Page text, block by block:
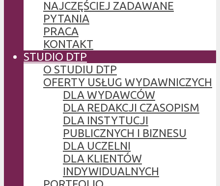
NAJCZĘŚCIEJ ZADAWANE
PYTANIA
PRACA
KONTAKT
STUDIO DTP
O STUDIU DTP
OFERTY USŁUG WYDAWNICZYCH
DLA WYDAWCÓW
DLA REDAKCJI CZASOPISM
DLA INSTYTUCJI
PUBLICZNYCH I BIZNESU
DLA UCZELNI
DLA KLIENTÓW
INDYWIDUALNYCH